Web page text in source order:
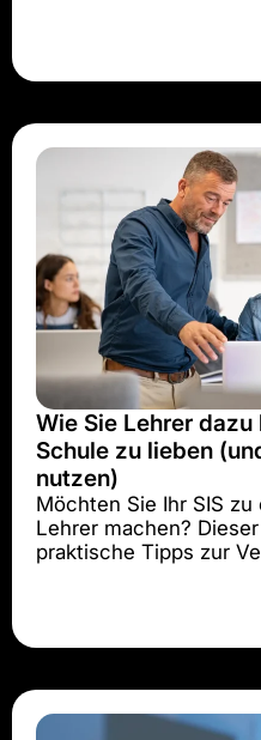
Wie Sie Lehrer
Schule zu lieben
nutzen)
Möchten Sie Ihr SIS
Lehrer machen?
praktische Tipps zur